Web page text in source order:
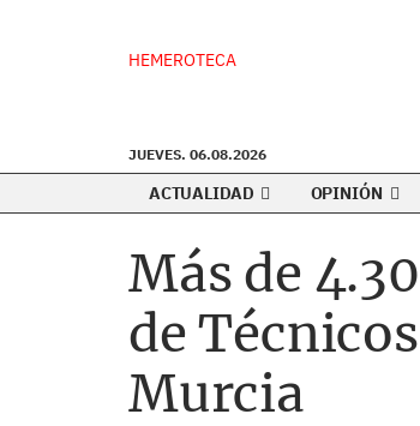
HEMEROTECA
JUEVES. 06.08.2026
ACTUALIDAD OPINIÓN
Más de
de
Murcia